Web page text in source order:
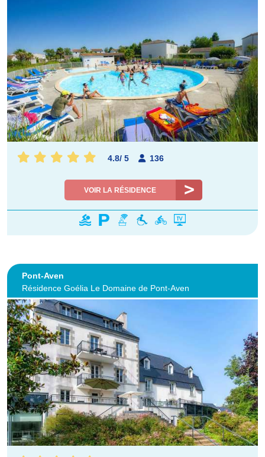
4.8/ 5 136
VOIR LA RÉSIDENCE
Pont-Aven
Résidence Goélia Le Domaine de Pont-Aven